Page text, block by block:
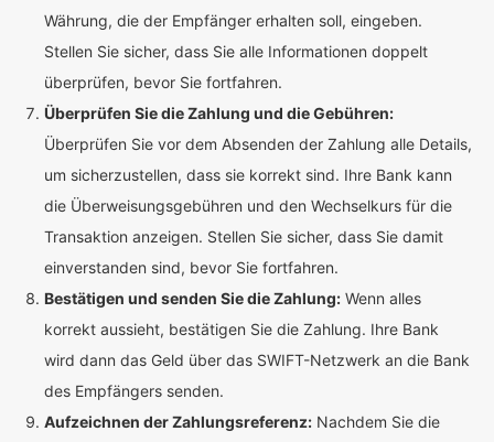
Währung, die der Empfänger erhalten soll, eingeben.
Stellen Sie sicher, dass Sie alle Informationen doppelt
überprüfen, bevor Sie fortfahren.
Überprüfen Sie die Zahlung und die Gebühren:
Überprüfen Sie vor dem Absenden der Zahlung alle Details,
um sicherzustellen, dass sie korrekt sind. Ihre Bank kann
die Überweisungsgebühren und den Wechselkurs für die
Transaktion anzeigen. Stellen Sie sicher, dass Sie damit
einverstanden sind, bevor Sie fortfahren.
Bestätigen und senden Sie die Zahlung: Wenn alles
korrekt aussieht, bestätigen Sie die Zahlung. Ihre Bank
wird dann das Geld über das SWIFT-Netzwerk an die Bank
des Empfängers senden.
Aufzeichnen der Zahlungsreferenz: Nachdem Sie die